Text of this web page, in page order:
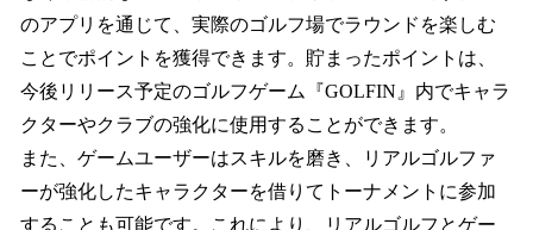
のアプリを通じて、実際のゴルフ場でラウンドを楽しむ
ことでポイントを獲得できます。貯まったポイントは、
今後リリース予定のゴルフゲーム『GOLFIN』内でキャラ
クターやクラブの強化に使用することができます。
また、ゲームユーザーはスキルを磨き、リアルゴルファ
ーが強化したキャラクターを借りてトーナメントに参加
することも可能です。これにより、リアルゴルフとゲー